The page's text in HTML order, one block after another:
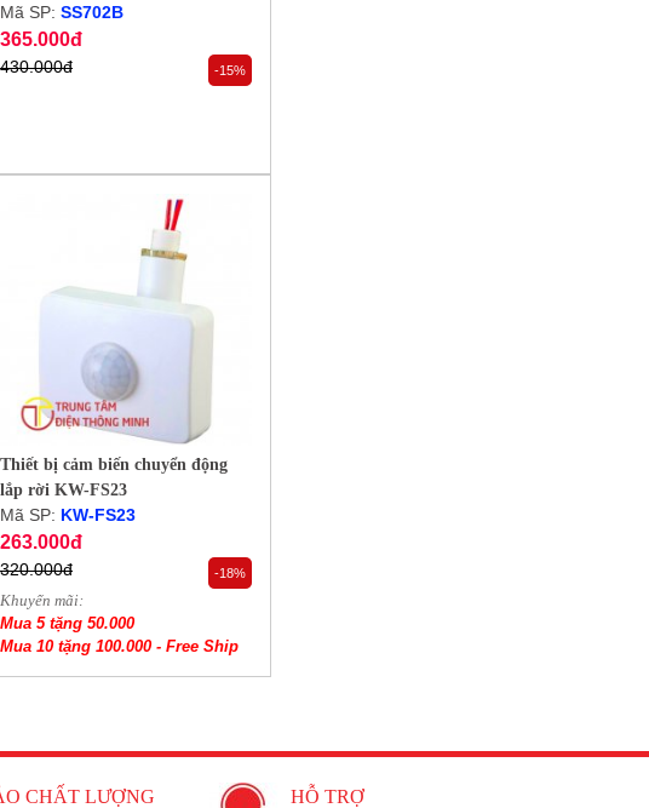
Mã SP: SS702B
365.000đ
430.000đ -15%
Thiết bị cảm biến chuyển động
lắp rời KW-FS23
Mã SP: KW-FS23
263.000đ
320.000đ -18%
Khuyến mãi:
Mua 5 tặng 50.000
Mua 10 tặng 100.000 - Free Ship
CHẤT LƯỢNG HỖ TRỢ